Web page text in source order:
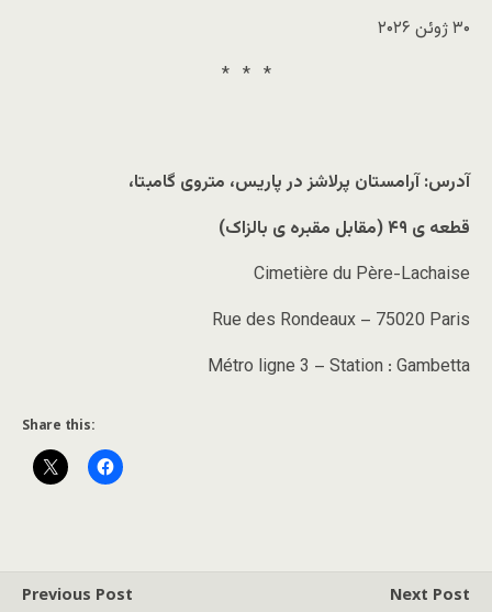
۳۰ ژوئن ۲۰۲۶
* * *
آدرس: آرامستان پرلاشز در پاریس، متروی گامبتا،
قطعه ی ۴۹ (مقابل مقبره ی بالزاک)
Cimetière du Père-Lachaise
Rue des Rondeaux – 75020 Paris
Métro ligne 3 – Station : Gambetta
Share this:
Previous Post Next Post